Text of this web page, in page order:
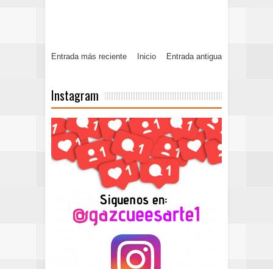
Entrada más reciente Entrada antigua
Inicio
Instagram